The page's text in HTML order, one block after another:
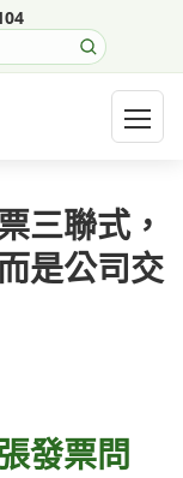
開啟
三聯式，
是公司交
發票問